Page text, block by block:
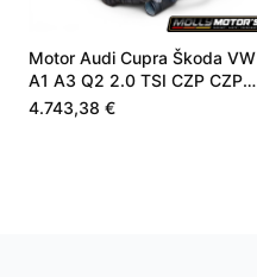
Motor Audi Cupra Škoda VW
A1 A3 Q2 2.0 TSI CZP CZPA
06K100040B
4.743,38 €